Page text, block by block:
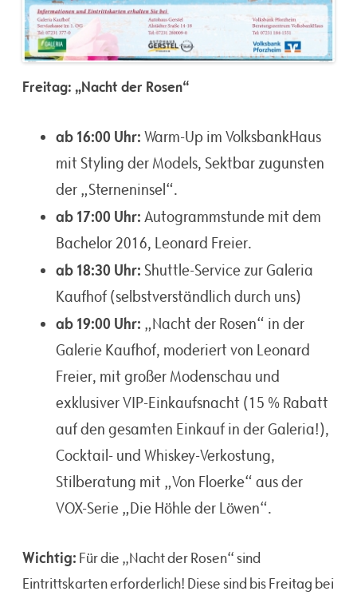
Freitag: „Nacht der Rosen“
ab 16:00 Uhr: Warm-Up im VolksbankHaus
mit Styling der Models, Sektbar zugunsten
der „Sterneninsel“.
ab 17:00 Uhr: Autogrammstunde mit dem
Bachelor 2016, Leonard Freier.
ab 18:30 Uhr: Shuttle-Service zur Galeria
Kaufhof (selbstverständlich durch uns)
ab 19:00 Uhr: „Nacht der Rosen“ in der
Galerie Kaufhof, moderiert von Leonard
Freier, mit großer Modenschau und
exklusiver VIP-Einkaufsnacht (15 % Rabatt
auf den gesamten Einkauf in der Galeria!),
Cocktail- und Whiskey-Verkostung,
Stilberatung mit „Von Floerke“ aus der
VOX-Serie „Die Höhle der Löwen“.
Wichtig: Für die „Nacht der Rosen“ sind
Eintrittskarten erforderlich! Diese sind bis Freitag bei